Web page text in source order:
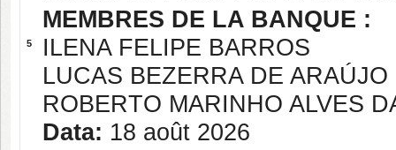
5
MEMBRES DE LA BANQUE :
ILENA FELIPE BARROS
LUCAS BEZERRA DE ARAÚJO
ROBERTO MARINHO ALVES
Data: 18 août 2026